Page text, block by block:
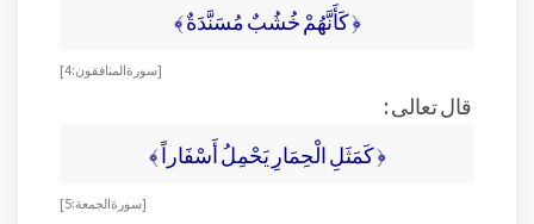
﴿ كَأَنَّهُمْ خُشُبٌ مُسَنَّدَةٌ ﴾
[ سورة المنافقون: 4 ]
قال تعالى :
﴿ كَمَثَلِ الْحِمَارِ يَحْمِلُ أَسْفَاراً ﴾
[ سورة الجمعة: 5 ]